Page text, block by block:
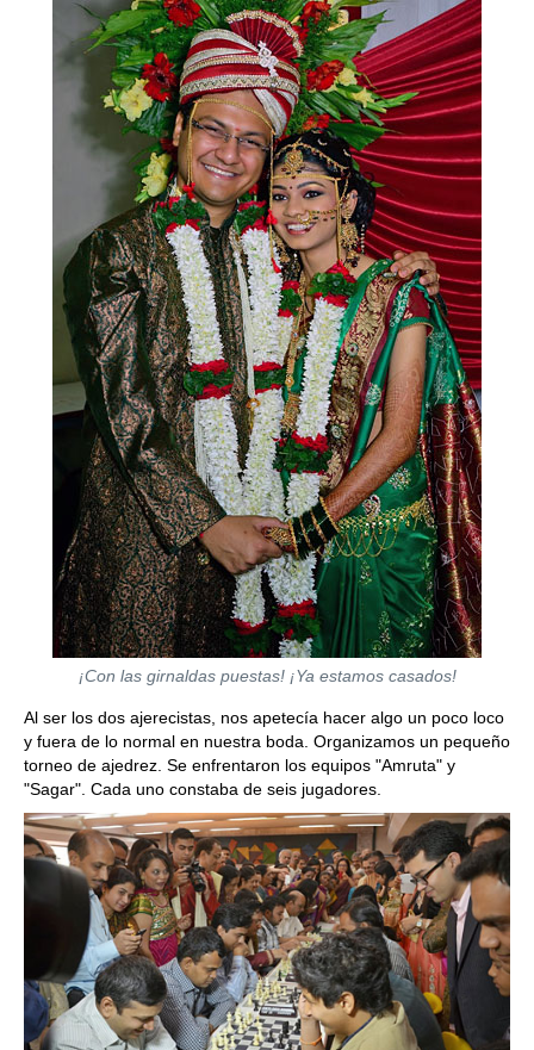
¡Con las girnaldas puestas! ¡Ya estamos casados!
Al ser los dos ajerecistas, nos apetecía hacer algo un poco loco
y fuera de lo normal en nuestra boda. Organizamos un pequeño
torneo de ajedrez. Se enfrentaron los equipos "Amruta" y
"Sagar". Cada uno constaba de seis jugadores.